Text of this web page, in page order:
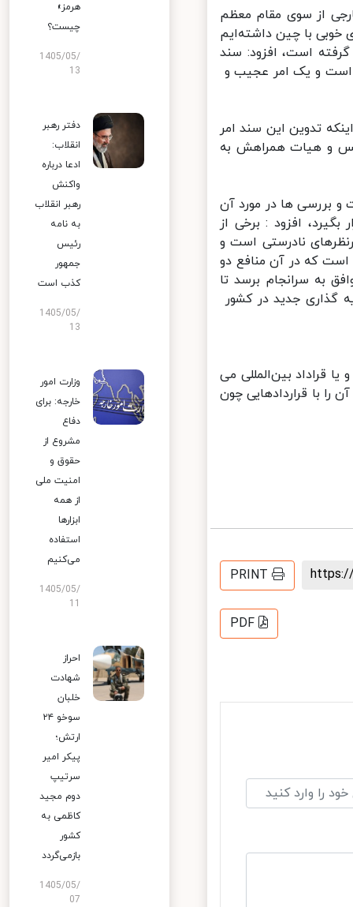
از سوی مقام معظم
همواره همکاری خوبی با چین داشته‌ایم
است، افزود: سند
و یک امر عجیب و
تدوین این سند امر
و هیات همراهش به
بررسی ها در مورد آن
افزود : برخی از
نادرستی است و
که در آن منافع دو
سرانجام برسد تا
گذاری جدید در کشور
بین‌المللی می
با قراردادهایی چون
PRINT
PDF
هرمز»
چیست؟
1405/05/
13
دفتر رهبر
انقلاب:
ادعا درباره
واکنش
رهبر انقلاب
به نامه
رئیس
جمهور
کذب است
1405/05/
13
وزارت امور
خارجه: برای
دفاع
مشروع از
حقوق و
امنیت ملی
از همه
ابزارها
استفاده
می‌کنیم
1405/05/
احراز
شهادت
خلبان
سوخو ۲۴
ارتش؛
پیکر امیر
سرتیپ
دوم مجید
کاظمی به
کشور
بازمی‌گردد
1405/05/
07